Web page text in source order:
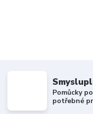
Pomůcky
potřebné